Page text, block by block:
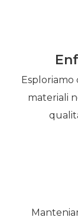
materiali